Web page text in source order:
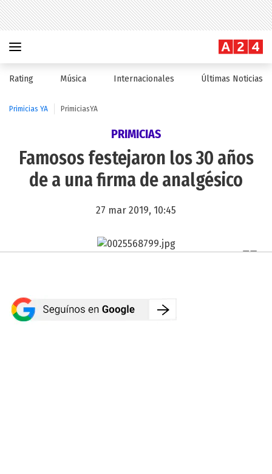
Rating Música Internacionales Últimas Noticias
Primicias YA PrimiciasYA
PRIMICIAS
Famosos festejaron los 30 años
de a una firma de analgésico
27 mar 2019, 10:45